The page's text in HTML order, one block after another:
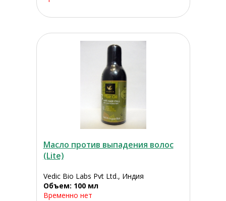
Масло против выпадения волос
(Lite)
Vedic Bio Labs Pvt Ltd., Индия
Объем: 100 мл
Временно нет